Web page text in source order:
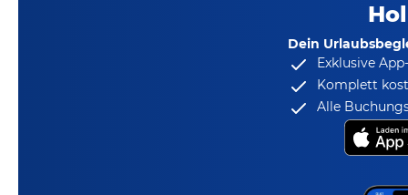
Dein
Exklusive
Komplett
Alle